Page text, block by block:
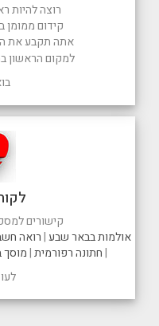
קישורים
אולמות בבאר שבע|רואה
|חתונה רפורמית|
רוצה להיות
קידום ממומן
אתה תקבע את
למקום הראשון